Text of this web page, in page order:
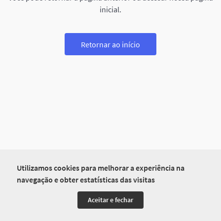
Utilizamos cookies para melhorar a experiência na
navegação e obter estatísticas das visitas
Aceitar e fechar
inicial.
Retornar ao início